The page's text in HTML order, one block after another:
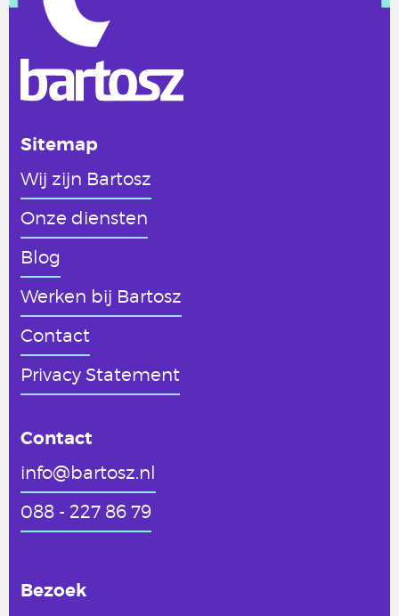
Sitemap
Wij zijn Bartosz
Onze diensten
Blog
Werken bij Bartosz
Contact
Privacy Statement
Contact
info@bartosz.nl
088 - 227 86 79
Bezoek